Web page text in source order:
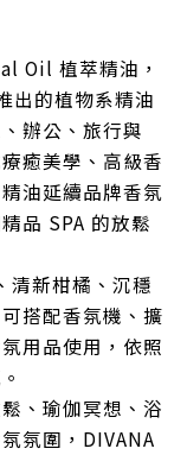
Oil 植萃精油，
出的植物系精油
辦公、旅行與
癒美學、高級香
油延續品牌香氛
品 SPA 的放鬆
清新柑橘、沉穩
搭配香氛機、擴
用品使用，依照
、瑜伽冥想、浴
氛圍，DIVANA